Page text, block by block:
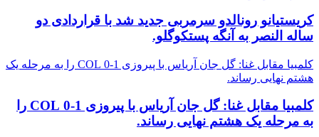
کریستیانو رونالدو سرمربی جدید شد با قراردادی دو
ساله النصر به آنگه پستکوگلو.
کلمبیا مقابل غنا: گل جان آریاس با پیروزی 1-0 COL را به مرحله یک
هشتم نهایی رساند.
کلمبیا مقابل غنا: گل جان آریاس با پیروزی 1-0 COL را
به مرحله یک هشتم نهایی رساند.